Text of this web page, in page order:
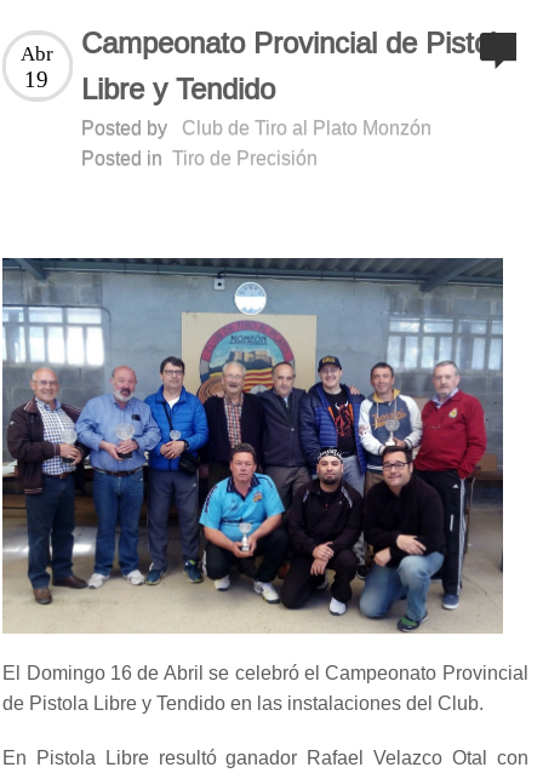
Campeonato Provincial de Pistola
Libre y Tendido
Abr
19
Posted by
Club de Tiro al Plato Monzón
Posted in Tiro de Precisión
El Domingo 16 de Abril se celebró el Campeonato Provincial
de Pistola Libre y Tendido en las instalaciones del Club.
En Pistola Libre resultó ganador Rafael Velazco Otal con